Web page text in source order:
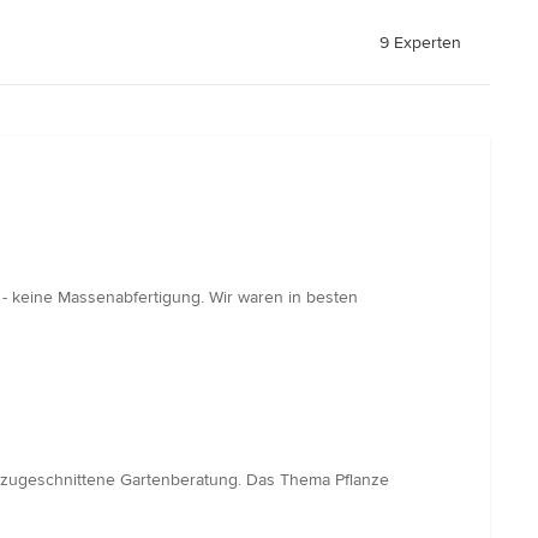
9 Experten
keine Massenabfertigung. Wir waren in besten
Gartenberatung. Das Thema Pflanze